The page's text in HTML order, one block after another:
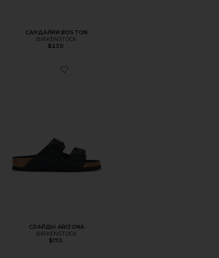
САНДАЛИИ BOSTON
BIRKENSTOCK
$230
Favorite СЛАЙДЫ ARIZONA
СЛАЙДЫ ARIZONA
BIRKENSTOCK
$170